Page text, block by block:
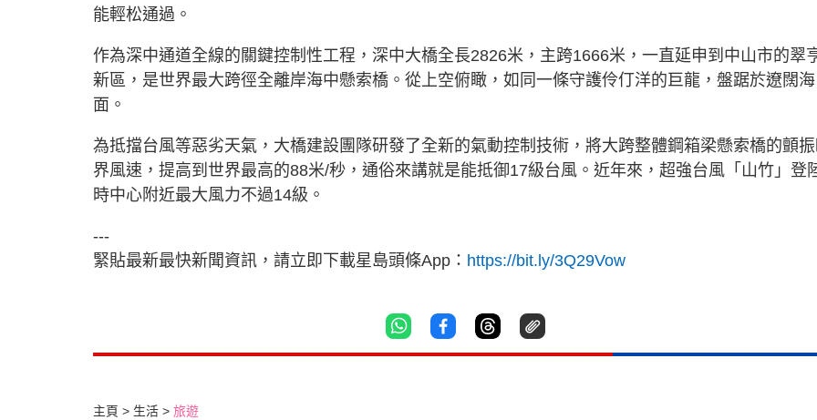
能輕松通過。
作為深中通道全線的關鍵控制性工程，深中大橋全長2826米，主跨1666米，一直延申到中山市的翠
新區，是世界最大跨徑全離岸海中懸索橋。從上空俯瞰，如同一條守護伶仃洋的巨龍，盤踞於遼闊海
面。
為抵擋台風等惡劣天氣，大橋建設團隊研發了全新的氣動控制技術，將大跨整體鋼箱梁懸索橋的顫
界風速，提高到世界最高的88米/秒，通俗來講就是能抵御17級台風。近年來，超強台風「山竹」登
時中心附近最大風力不過14級。
---
緊貼最新最快新聞資訊，請立即下載星島頭條App： https://bit.ly/3Q29Vow
主頁 生活 旅遊